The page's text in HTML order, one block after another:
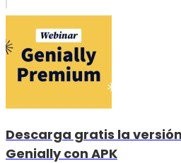
Descarga gratis la
Genially con APK